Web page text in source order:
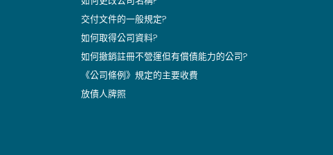
交付文件的一般規定?
如何取得公司資料?
如何撤銷註冊不營運但有償債能力的公司?
《公司條例》規定的主要收費
放債人牌照